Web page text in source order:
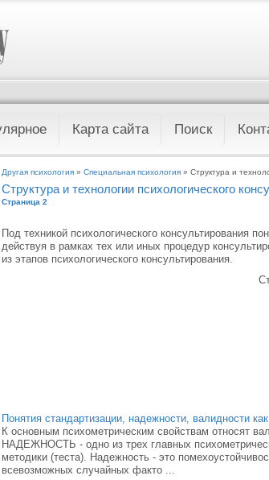
Карта сайта Поиск
Другая психология » Специальная психология » Структура и
Структура и технологии психологического
Страница 2
Под техникой психологического консультирования
действуя в рамках тех или иных процедур
из этапов психологического консультирования.
Понятия стандартизации, надежности, валидности
К основным психометрическим свойствам относят
НАДЕЖНОСТЬ - одно из трех главных
методики (теста). Надежность - это
всевозможных случайных факто ...